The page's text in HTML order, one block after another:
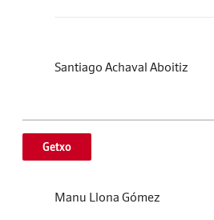
Santiago Achaval Aboitiz
Getxo
Manu Llona Gómez